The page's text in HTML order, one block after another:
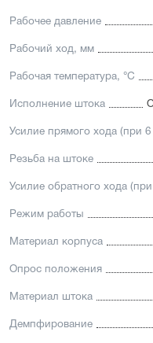
Уплотнение —
диапазоном (FKM/
уплотнение — Hytrel-
Рабочее давление
Рабочий ход, мм
Рабочая температура, °C
Исполнение штока
Усилие прямого хода (при 6
Резьба на штоке
Усилие обратного хода
Режим работы
Материал корпуса
Опрос положения
Материал штока
Демпфирование